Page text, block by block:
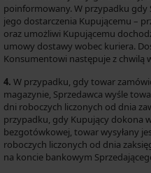
poinformowany. W przypadku gdy
jego dostarczenia Kupującemu –
oraz umożliwi Kupującemu
umowy dostawy wobec kuriera.
Konsumentowi następuje z chwilą
4. W przypadku, gdy towar
magazynie, Sprzedawca wyśle
dni roboczych liczonych od dnia
przypadku, gdy Kupujący dokona
bezgotówkowej, towar wysyłany
roboczych liczonych od dnia
na koncie bankowym